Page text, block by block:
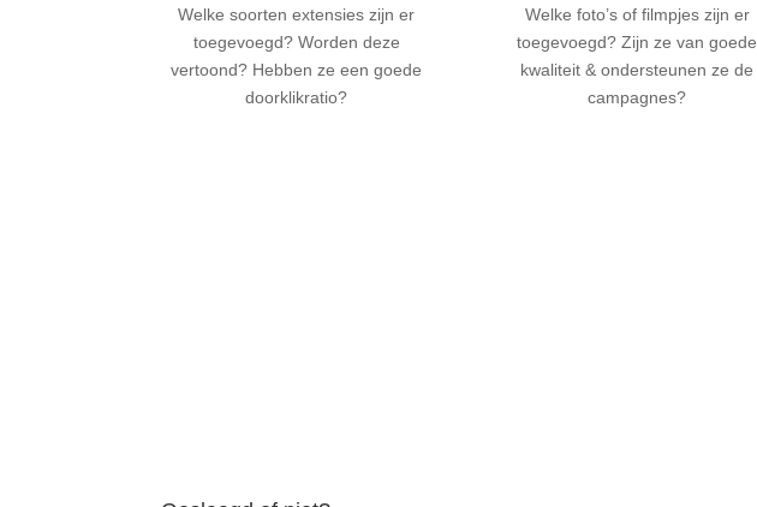
Welke soorten extensies zijn er
toegevoegd? Worden deze
vertoond? Hebben ze een goede
doorklikratio?
Welke foto’s of filmpjes zijn er
toegevoegd? Zijn ze van goede
kwaliteit & ondersteunen ze de
campagnes?